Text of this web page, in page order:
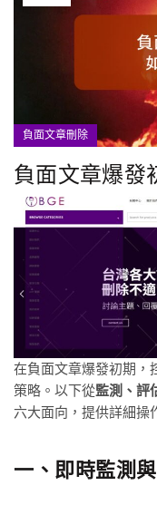
負面文章刪除
負面文章爆發
在負面文章爆發初期，
策略。以下從監測、評
六大面向，提供詳細操
一、即時監測